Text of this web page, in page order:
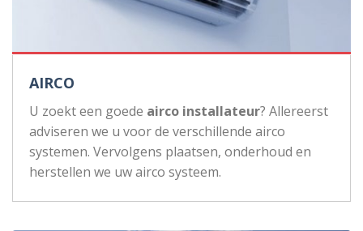
AIRCO
U zoekt een goede airco installateur? Allereerst
adviseren we u voor de verschillende airco
systemen. Vervolgens plaatsen, onderhoud en
herstellen we uw airco systeem.